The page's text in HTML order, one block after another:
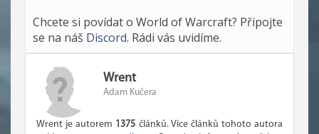
Chcete si povídat o World of Warcraft? Připojte
se na náš Discord. Rádi vás uvidíme.
Wrent
Adam Kučera
Wrent je autorem 1375 článků. Více článků tohoto autora